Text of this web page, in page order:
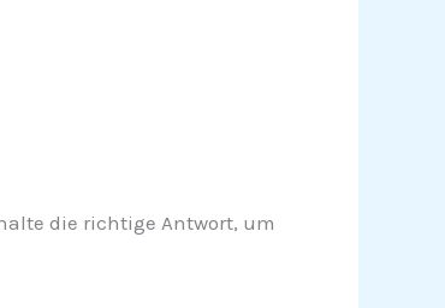
die richtige Antwort, um